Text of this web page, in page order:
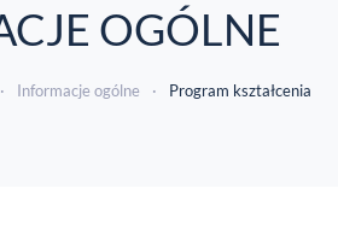
OGÓLNE
Informacje ogólne Program kształcenia